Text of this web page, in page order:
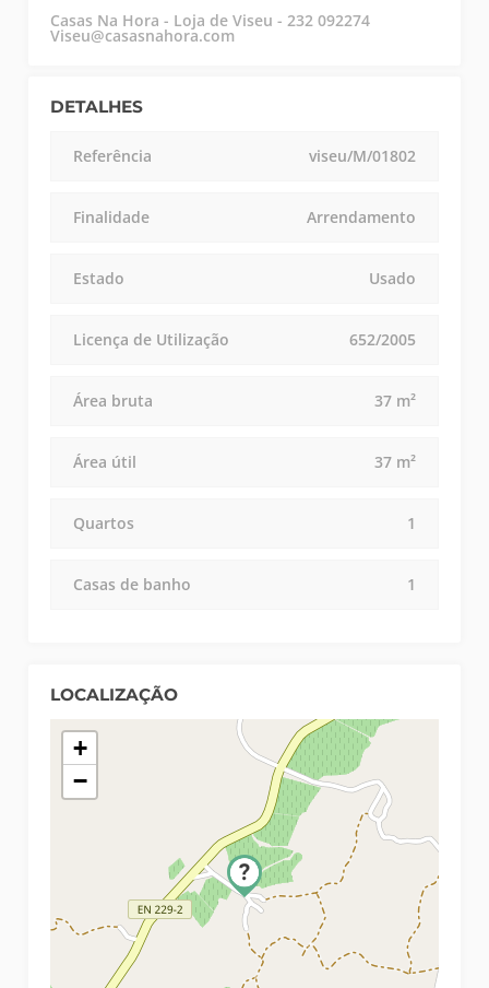
Casas Na Hora - Loja de Viseu - 232 092274
Viseu@casasnahora.com
DETALHES
Referência viseu/M/01802
Finalidade Arrendamento
Estado Usado
Licença de Utilização 652/2005
Área bruta 37 m²
Área útil 37 m²
Quartos 1
Casas de banho 1
LOCALIZAÇÃO
+
−